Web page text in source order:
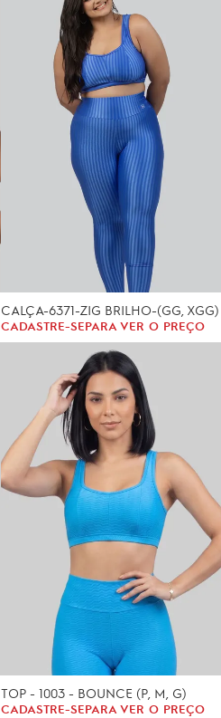
CALÇA-6371-ZIG BRILHO-(GG, XGG)
CADASTRE-SEPARA VER O PREÇO
TOP - 1003 - BOUNCE (P, M, G)
CADASTRE-SEPARA VER O PREÇO